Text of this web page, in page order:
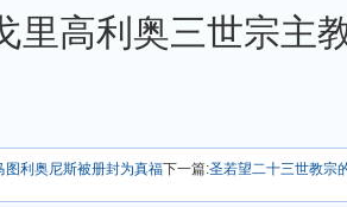
里高利奥三世宗主
图利奥尼斯被册封为真福下一篇:圣若望二十三世教宗